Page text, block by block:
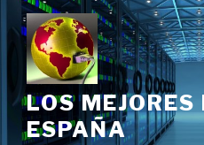
Saltar
contenido
LOS
ESPAÑA